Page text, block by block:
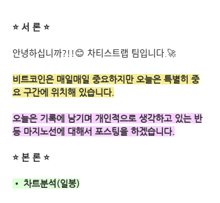
⭐ 서 론 ⭐
안녕하십니까?!!😊 차티스트랩 팀입니다.🚀
비트코인은 매일매일 중요하지만 오늘은 특별히 중
요 구간에 위치해 있습니다.
오늘은 기록에 남기며 개인적으로 생각하고 있는 반
등 마지노선에 대해서 포스팅을 하겠습니다.
⭐ 본 론 ⭐
• 차트분석(일봉)